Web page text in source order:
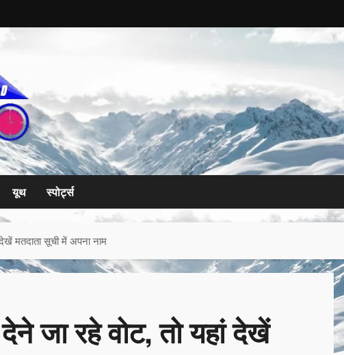
यूथ स्पोर्ट्स
मतदाता सूची में अपना नाम
जा रहे वोट, तो यहां देखें